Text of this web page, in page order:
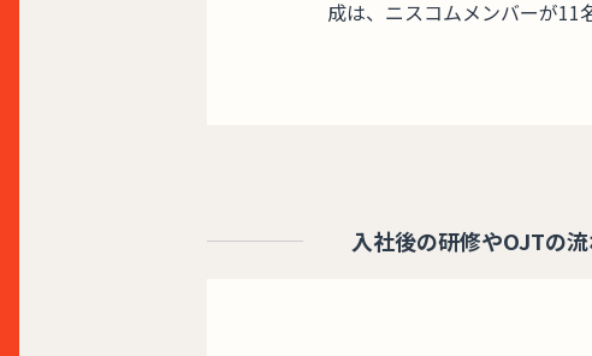
成は、ニスコムメンバーが11
入社後の研修やOJTの流